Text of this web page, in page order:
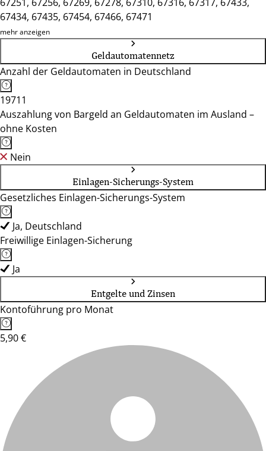
67434, 67435, 67454, 67466, 67471
mehr anzeigen
Geldautomatennetz
Anzahl der Geldautomaten in Deutschland
19711
Auszahlung von Bargeld an Geldautomaten im Ausland –
ohne Kosten
Nein
Einlagen-Sicherungs-System
Gesetzliches Einlagen-Sicherungs-System
Ja, Deutschland
Freiwillige Einlagen-Sicherung
Ja
Entgelte und Zinsen
Kontoführung pro Monat
5,90 €